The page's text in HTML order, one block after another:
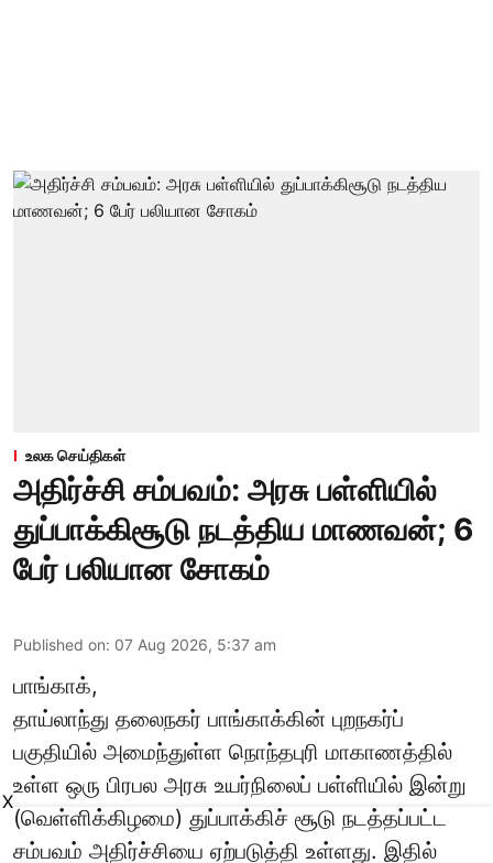
உலக செய்திகள்
அதிர்ச்சி சம்பவம்: அரசு பள்ளியில்
துப்பாக்கிசூடு நடத்திய மாணவன்; 6
பேர் பலியான சோகம்
Published on: 07 Aug 2026, 5:37 am
பாங்காக்,
தாய்லாந்து தலைநகர் பாங்காக்கின் புறநகர்ப்
பகுதியில் அமைந்துள்ள நொந்தபுரி மாகாணத்தில்
உள்ள ஒரு பிரபல அரசு உயர்நிலைப் பள்ளியில் இன்று
(வெள்ளிக்கிழமை) துப்பாக்கிச் சூடு நடத்தப்பட்ட
சம்பவம் அதிர்ச்சியை ஏற்படுத்தி உள்ளது. இதில்
X